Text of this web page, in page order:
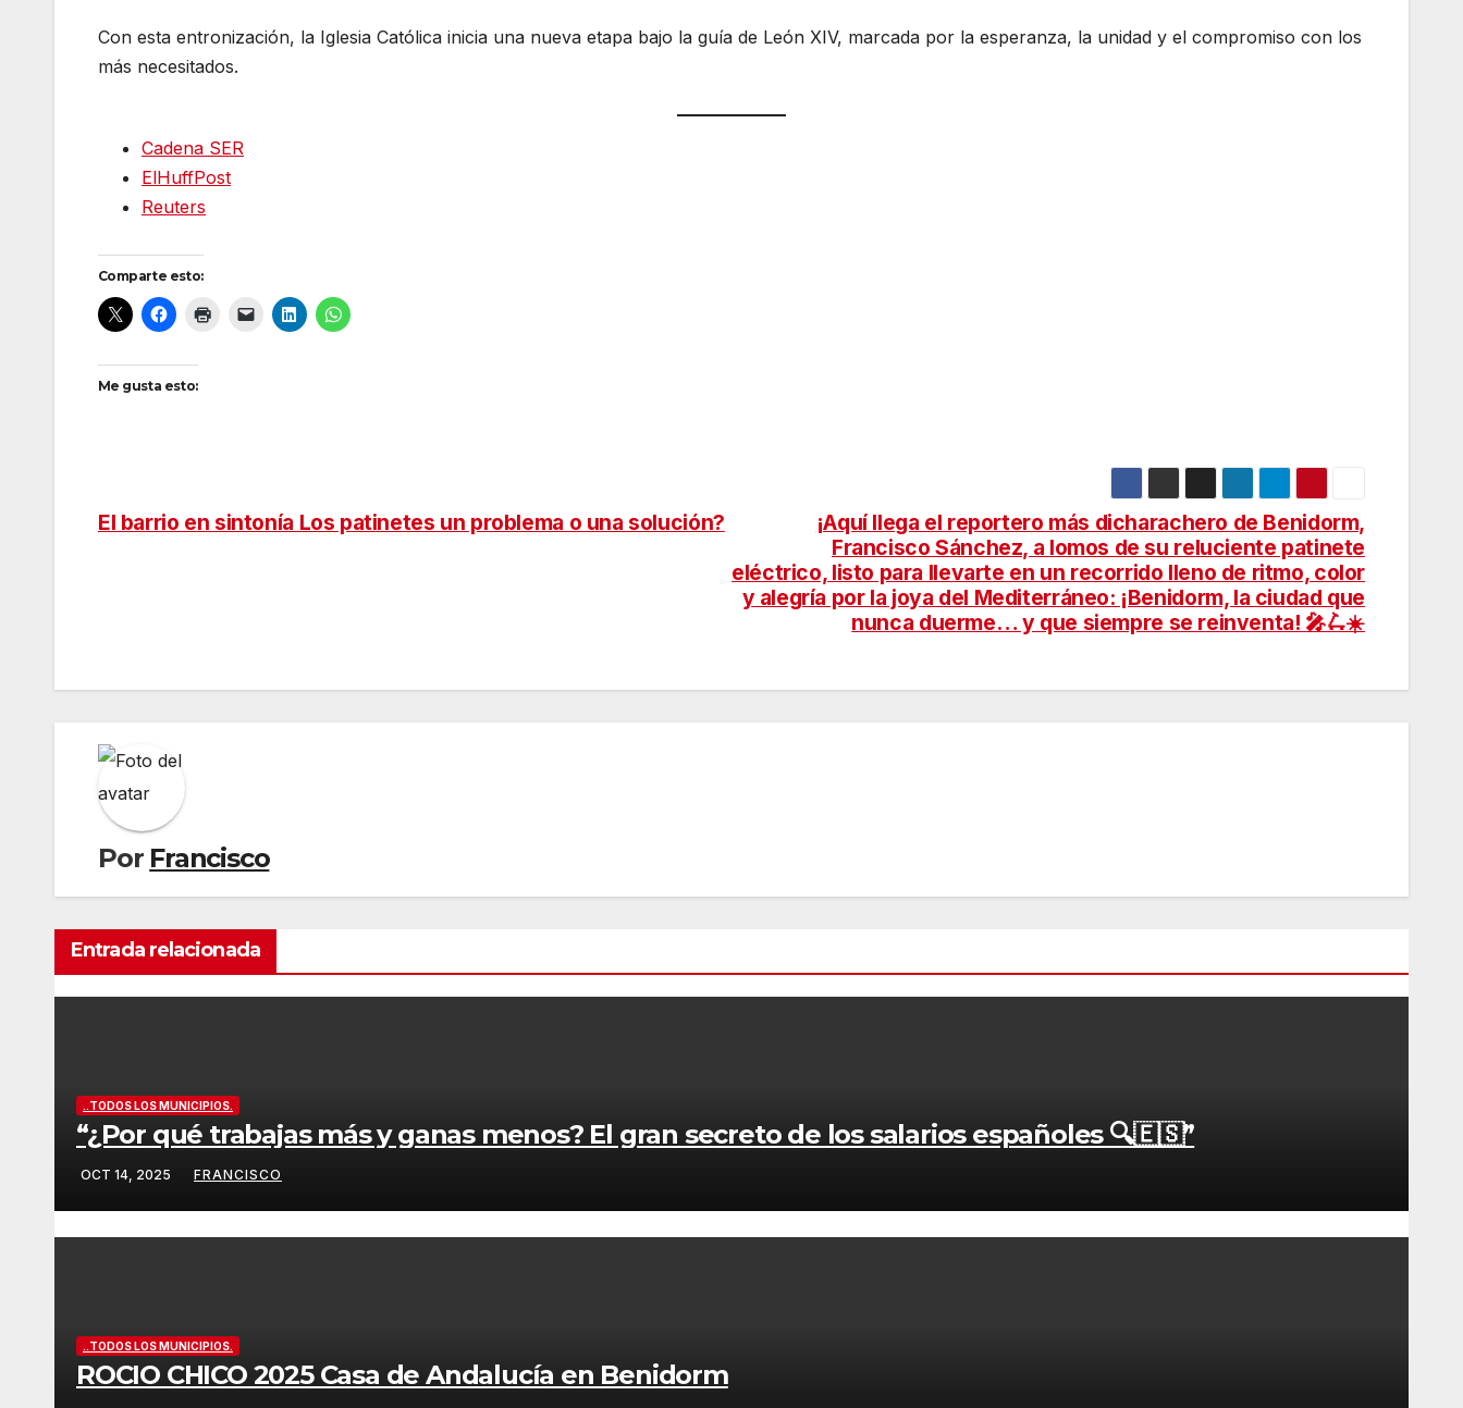
Con esta entronización, la Iglesia Católica inicia una nueva etapa bajo la guía de León XIV, marcada por la esperanza, la unidad y el compromiso con los
más necesitados.
Cadena SER
ElHuffPost
Reuters
Comparte esto:
Me gusta esto:
Navegación
¡Aquí llega el reportero más dicharachero de Benidorm,
Francisco Sánchez, a lomos de su reluciente patinete
eléctrico, listo para llevarte en un recorrido lleno de ritmo, color
y alegría por la joya del Mediterráneo: ¡Benidorm, la ciudad que
nunca duerme… y que siempre se reinventa! 🎤🛴☀️
El barrio en sintonía Los patinetes un problema o una solución?
Por Francisco
Entrada relacionada
..TODOS LOS MUNICIPIOS.
“¿Por qué trabajas más y ganas menos? El gran secreto de los salarios españoles 🔍🇪🇸”
OCT 14, 2025 FRANCISCO
..TODOS LOS MUNICIPIOS.
ROCIO CHICO 2025 Casa de Andalucía en Benidorm